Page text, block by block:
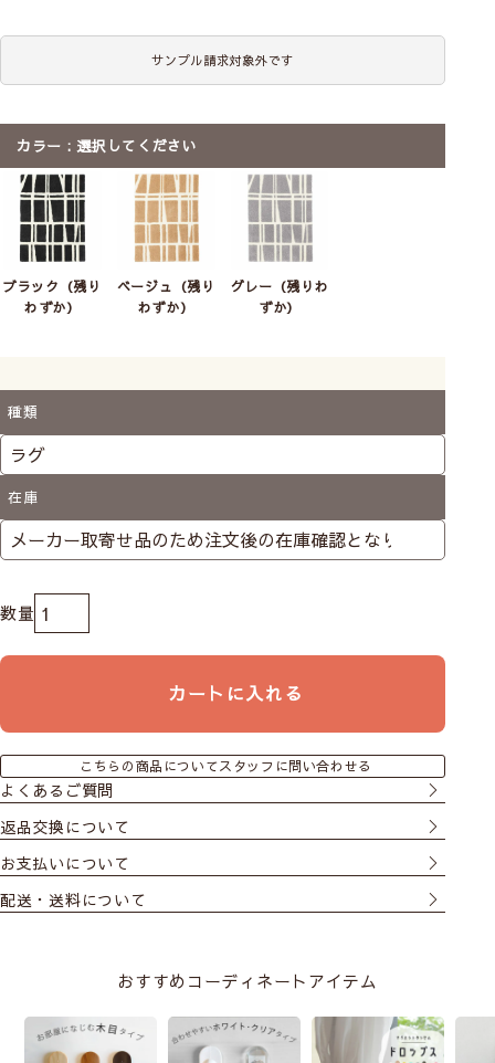
Finlayson －フィンレイソン－
フィンランドのどの家庭でも見られるほど広く愛
用されている、1820年から続くフィンランド最古
のテキスタイルブランド。ユニークなデザインが
サンプル請求対象外です
カラー 選択してください
ブラック（残り
わずか）
ベージュ（残り
わずか）
グレー（残りわ
ずか）
種類
在庫
カートに入れる
こちらの商品についてスタッフに問い合わせる
よくあるご質問
返品交換について
お支払いについて
配送・送料について
おすすめコーディネートアイテム